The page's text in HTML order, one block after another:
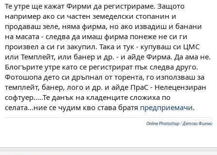
Те утре ще кажат Фирми да регистрираме. Защото
например ако си частен земеделски стопанин и
продаваш зеле, няма фирма, но ако извадиш и банани
на масата - следва да имаш фирма понеже не си ги
произвел а си ги закупил. Така и тук - купуваш си ЦМС
или Темплейт, или банер и др. - и айде Фирма. Да ама не.
Блогърите утре като се регистрират пък следва друго.
Фотошопа дето си дръпнал от торента, го използваш за
темплейт, банер, лого и др. и айде ПраС - Нелецензиран
софтуер.....Те данък на кладенците сложиха по
селата...ние се чудим кво става братя предприемачи.
Online Photoshop/Детски Филми